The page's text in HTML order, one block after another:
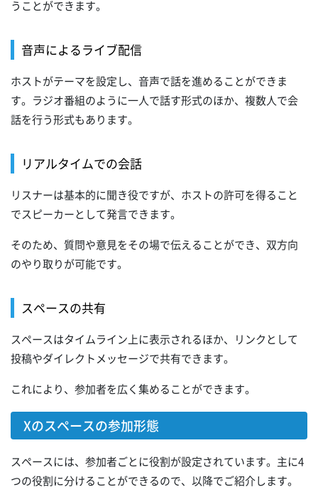
うことができます。
音声によるライブ配信
ホストがテーマを設定し、音声で話を進めることができま
す。ラジオ番組のように一人で話す形式のほか、複数人で会
話を行う形式もあります。
リアルタイムでの会話
リスナーは基本的に聞き役ですが、ホストの許可を得ること
でスピーカーとして発言できます。
そのため、質問や意見をその場で伝えることができ、双方向
のやり取りが可能です。
スペースの共有
スペースはタイムライン上に表示されるほか、リンクとして
投稿やダイレクトメッセージで共有できます。
これにより、参加者を広く集めることができます。
Xのスペースの参加形態
スペースには、参加者ごとに役割が設定されています。主に4
つの役割に分けることができるので、以降でご紹介します。